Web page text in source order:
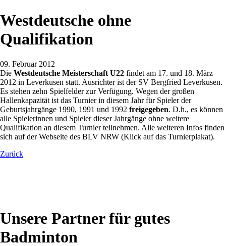
Westdeutsche ohne
Qualifikation
09. Februar 2012
Die Westdeutsche Meisterschaft U22 findet am 17. und 18. März
2012 in Leverkusen statt. Ausrichter ist der SV Bergfried Leverkusen.
Es stehen zehn Spielfelder zur Verfügung. Wegen der großen
Hallenkapazität ist das Turnier in diesem Jahr für Spieler der
Geburtsjahrgänge 1990, 1991 und 1992 freigegeben. D.h., es können
alle Spielerinnen und Spieler dieser Jahrgänge ohne weitere
Qualifikation an diesem Turnier teilnehmen. Alle weiteren Infos finden
sich auf der Webseite des BLV NRW (Klick auf das Turnierplakat).
Zurück
Unsere Partner für gutes
Badminton